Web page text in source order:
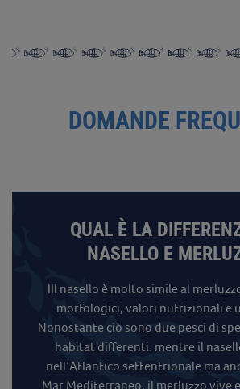
DOMANDE
QUAL È LA
NASELLO E
IIl nasello è molto simile al
morfologici, valori nutrizionali e
Nonostante ciò sono due pesci di
habitat differenti: mentre il
nell’Atlantico settentrionale ma
Mar Mediterraneo, il merluzzo vive